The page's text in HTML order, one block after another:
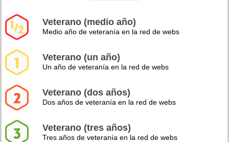
Veterano (medio año)
Medio año de veteranía en la red de webs
Veterano (un año)
Un año de veteranía en la red de webs
Veterano (dos años)
Dos años de veteranía en la red de webs
Veterano (tres años)
Tres años de veteranía en la red de webs